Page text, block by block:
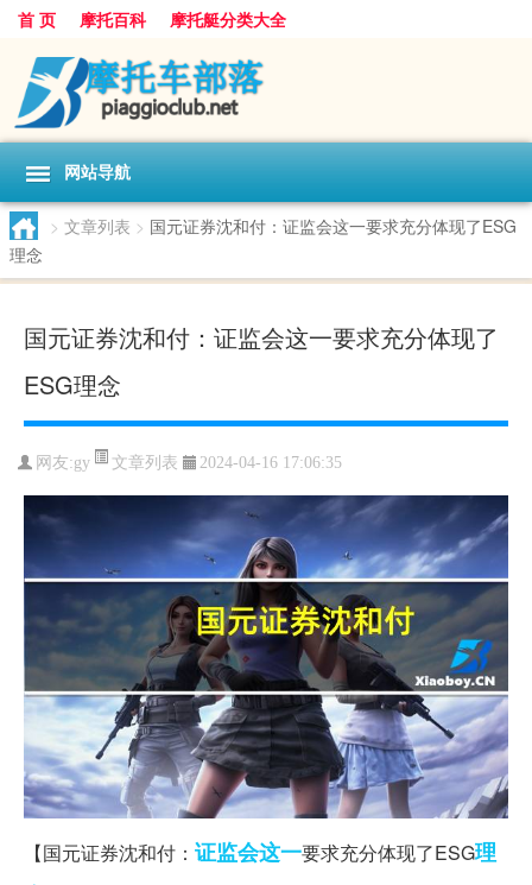
首 页 摩托百科 摩托艇分类大全
网站导航
> 文章列表 > 国元证券沈和付：证监会这一要求充分体现了ESG
理念
国元证券沈和付：证监会这一要求充分体现了
ESG理念
网友:gy 文章列表 2024-04-16 17:06:35
【国元证券沈和付： 证监会这一要求充分体现了ESG理